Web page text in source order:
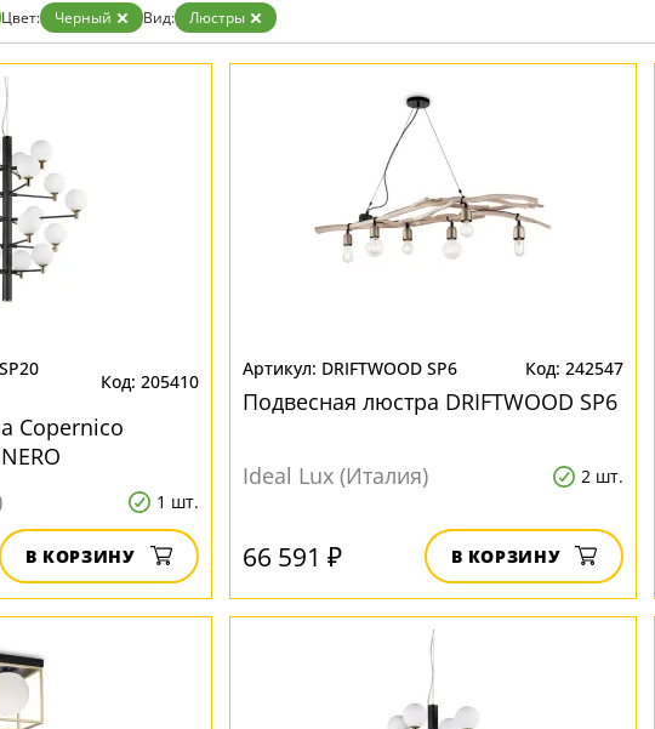
Цвет: Черный Вид: Люстры
205410
Copernico
1 шт.
В КОРЗИНУ
DRIFTWOOD SP6 242547
Подвесная люстра DRIFTWOOD SP6
Ideal Lux (Италия) 2 шт.
66 591 ₽ В КОРЗИНУ